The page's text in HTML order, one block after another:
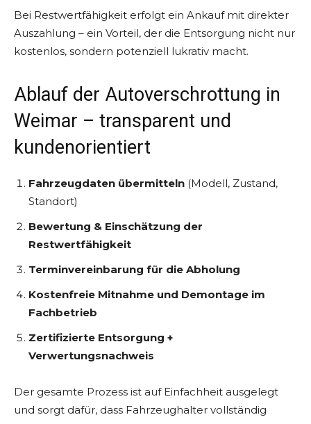
Bei Restwertfähigkeit erfolgt ein Ankauf mit direkter
Auszahlung – ein Vorteil, der die Entsorgung nicht nur
kostenlos, sondern potenziell lukrativ macht.
Ablauf der Autoverschrottung in
Weimar – transparent und
kundenorientiert
Fahrzeugdaten übermitteln (Modell, Zustand,
Standort)
Bewertung & Einschätzung der
Restwertfähigkeit
Terminvereinbarung für die Abholung
Kostenfreie Mitnahme und Demontage im
Fachbetrieb
Zertifizierte Entsorgung +
Verwertungsnachweis
Der gesamte Prozess ist auf Einfachheit ausgelegt
und sorgt dafür, dass Fahrzeughalter vollständig